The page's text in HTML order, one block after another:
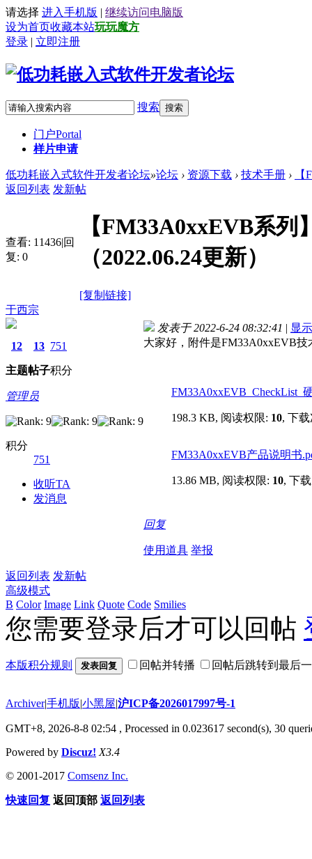
请选择 进入手机版 | 继续访问电脑版
设为首页收藏本站玩玩魔方
登录 | 立即注册
搜索 搜索
门户Portal
样片申请
低功耗嵌入式软件开发者论坛»论坛 › 资源下载 › 技术手册 ›
返回列表 发新帖
查看: 11436|回
复: 0
【FM33A0xxEVB系
（2022.06.24更新）
[复制链接]
于西宗
12
主题
13
帖子
751
积分
管理员
积分
751
收听TA
发消息
发表于 2022-6-24 08:32:41 | 显
大家好，附件是FM33A0xxEVB
FM33A0xxEVB_CheckList_
198.3 KB, 阅读权限: 10, 下
FM33A0xxEVB产品说明书
13.86 MB, 阅读权限: 10, 下
回复
使用道具 举报
返回列表 发新帖
高级模式
B Color Image Link Quote Code Smilies
您需要登录后才可以回帖
本版积分规则 发表回复 回帖并转播 回帖后跳转到最后
Archiver|手机版|小黑屋|沪ICP备2026017997号-1
GMT+8, 2026-8-8 02:54 , Processed in 0.023617 second(s), 30
Powered by Discuz! X3.4
© 2001-2017 Comsenz Inc.
快速回复 返回顶部 返回列表